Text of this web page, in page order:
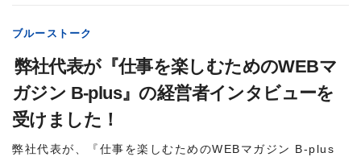
ブルーストーク
弊社代表が『仕事を楽しむためのWEBマ
ガジン B-plus』の経営者インタビューを
受けました！
弊社代表が、『仕事を楽しむためのWEBマガジン B-plus